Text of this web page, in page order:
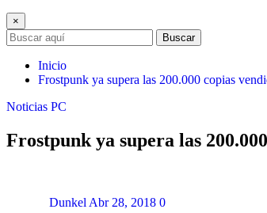
×
Buscar
Inicio
Frostpunk ya supera las 200.000 copias
Noticias PC
Frostpunk ya supera las
Dunkel Abr 28, 2018 0